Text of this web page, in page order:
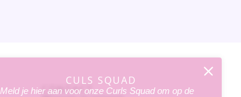
CULS SQUAD
Meld je hier aan voor onze Curls Squad om op de
CONTACT